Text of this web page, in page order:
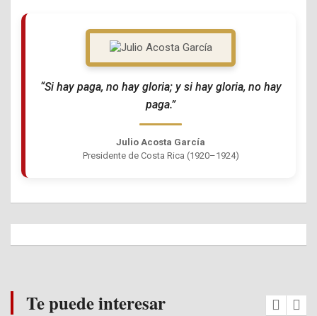
“Si hay paga, no hay gloria; y si hay gloria, no hay
paga.”
Julio Acosta García
Presidente de Costa Rica (1920–1924)
Te puede interesar